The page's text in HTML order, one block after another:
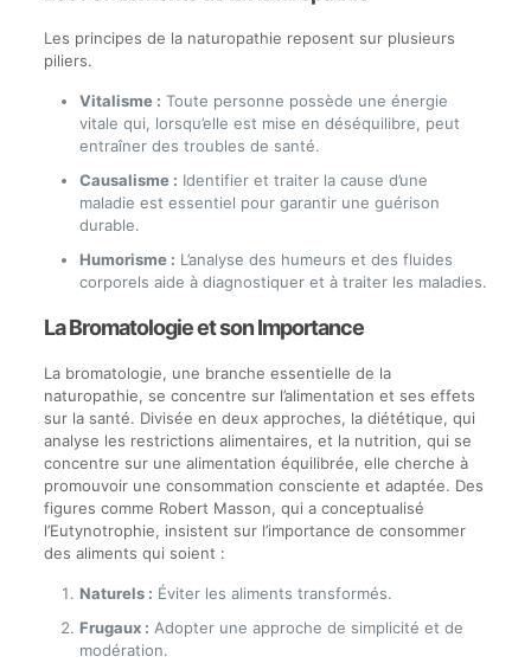
Les principes de la naturopathie reposent sur plusieurs
piliers.
Vitalisme : Toute personne possède une énergie
vitale qui, lorsqu’elle est mise en déséquilibre, peut
entraîner des troubles de santé.
Causalisme : Identifier et traiter la cause d’une
maladie est essentiel pour garantir une guérison
durable.
Humorisme : L’analyse des humeurs et des fluides
corporels aide à diagnostiquer et à traiter les maladies.
La Bromatologie et son Importance
La bromatologie, une branche essentielle de la
naturopathie, se concentre sur l’alimentation et ses effets
sur la santé. Divisée en deux approches, la diététique, qui
analyse les restrictions alimentaires, et la nutrition, qui se
concentre sur une alimentation équilibrée, elle cherche à
promouvoir une consommation consciente et adaptée. Des
figures comme Robert Masson, qui a conceptualisé
l’Eutynotrophie, insistent sur l’importance de consommer
des aliments qui soient :
Naturels : Éviter les aliments transformés.
Frugaux : Adopter une approche de simplicité et de
modération.